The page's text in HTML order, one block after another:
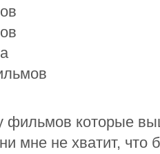
фильмов которые
мне не хватит, что